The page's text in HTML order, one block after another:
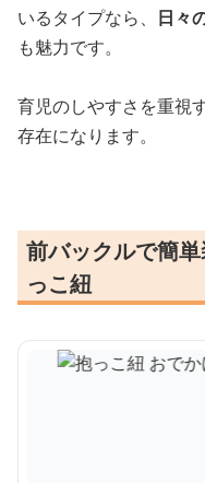
いるタイプなら、 日々
も魅力です。
育児のしやすさを重視
存在になります。
前バックルで簡
っこ紐